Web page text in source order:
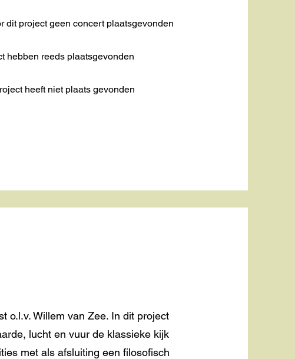
dit project geen concert plaatsgevonden
hebben reeds plaatsgevonden
heeft niet plaats gevonden
o.l.v. Willem van Zee. In dit project
lucht en vuur de klassieke kijk
met als afsluiting een filosofisch